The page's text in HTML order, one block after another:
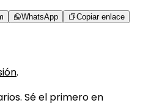
WhatsApp Copiar enlace
.
Sé el primero en